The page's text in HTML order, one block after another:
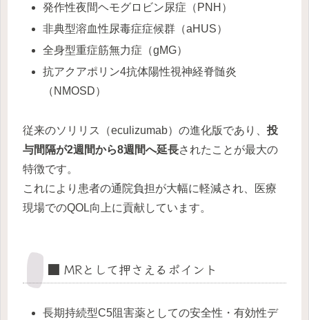
発作性夜間ヘモグロビン尿症（PNH）
非典型溶血性尿毒症症候群（aHUS）
全身型重症筋無力症（gMG）
抗アクアポリン4抗体陽性視神経脊髄炎
（NMOSD）
従来のソリリス（eculizumab）の進化版であり、 投
与間隔が2週間から8週間へ延長されたことが最大の
特徴です。
これにより患者の通院負担が大幅に軽減され、医療
現場でのQOL向上に貢献しています。
■ MRとして押さえるポイント
長期持続型C5阻害薬としての安全性・有効性デ